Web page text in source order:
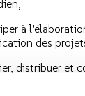
à
des
distribuer et
à faire aux